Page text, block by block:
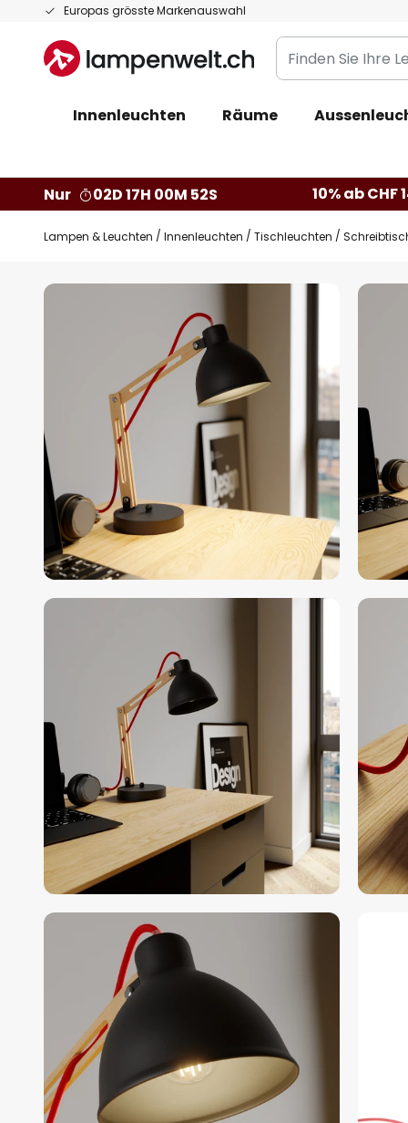
Europas grösste Markenauswahl
Zum
springen
Finden
Sie
Leuchte...
Innenleuchten Räume
Nur
02D 17H 00M 51S 10% ab CHF
Lampen & Leuchten Innenleuchten Tischleuchten
Zum